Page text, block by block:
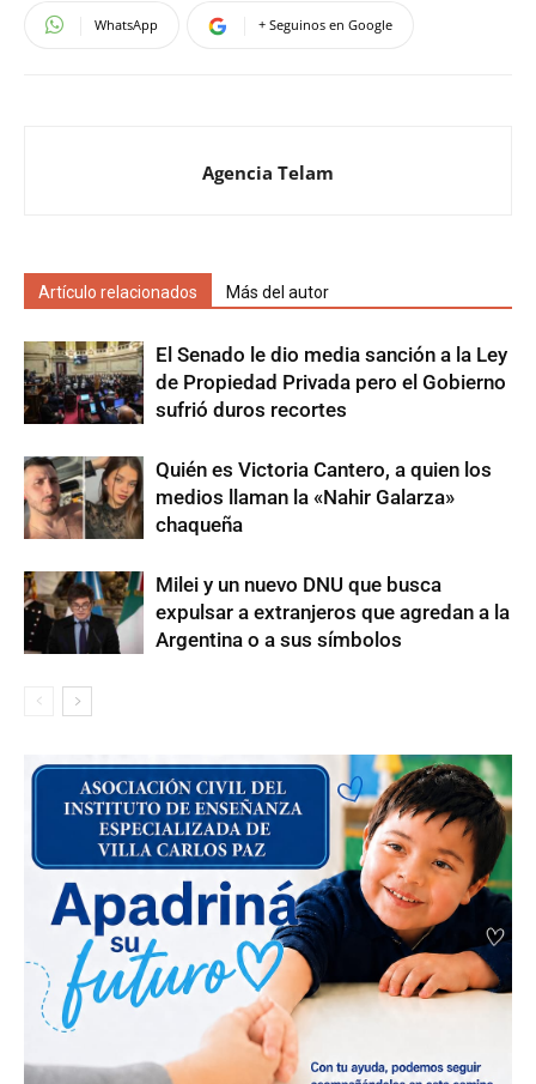
WhatsApp + Seguinos en Google
Agencia Telam
Artículo relacionados Más del autor
El Senado le dio media sanción a la Ley
de Propiedad Privada pero el Gobierno
sufrió duros recortes
Quién es Victoria Cantero, a quien los
medios llaman la «Nahir Galarza»
chaqueña
Milei y un nuevo DNU que busca
expulsar a extranjeros que agredan a la
Argentina o a sus símbolos